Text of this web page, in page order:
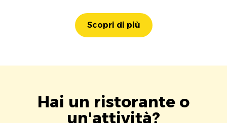
Scopri di più
Hai un ristorante o
un'attività?